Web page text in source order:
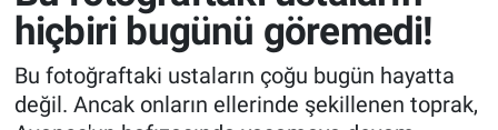
hiçbiri bugünü göremedi!
Bu fotoğraftaki ustaların çoğu bugün hayatta
değil. Ancak onların ellerinde şekillenen toprak,
Muşkara Özel
Ekonomi
Süper Lig Puan Durumu ve Fikstür
Tüm Manşetler